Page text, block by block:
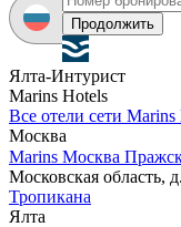
Продолжить
Ялта-Интурист
Marins Hotels
Все отели сети Marins
Москва
Marins Москва
Московская область,
Тропикана
Ялта